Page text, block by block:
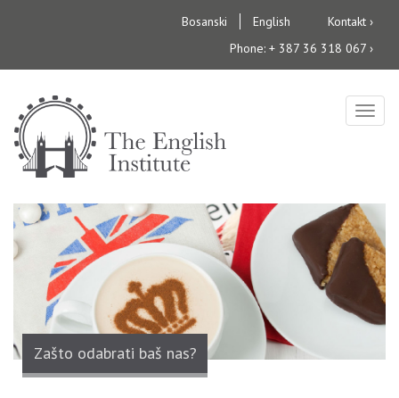
content
Kontakt ›
Bosanski
English
Phone: + 387 36 318 067 ›
Zašto odabrati baš nas?